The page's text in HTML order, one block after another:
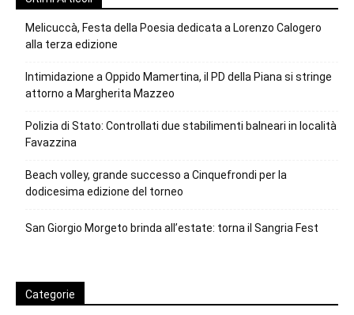
Melicuccà, Festa della Poesia dedicata a Lorenzo Calogero
alla terza edizione
Intimidazione a Oppido Mamertina, il PD della Piana si stringe
attorno a Margherita Mazzeo
Polizia di Stato: Controllati due stabilimenti balneari in località
Favazzina
Beach volley, grande successo a Cinquefrondi per la
dodicesima edizione del torneo
San Giorgio Morgeto brinda all’estate: torna il Sangria Fest
Categorie